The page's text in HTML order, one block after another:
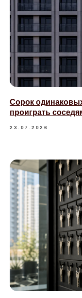
Сорок
проиграть
23.07.2026